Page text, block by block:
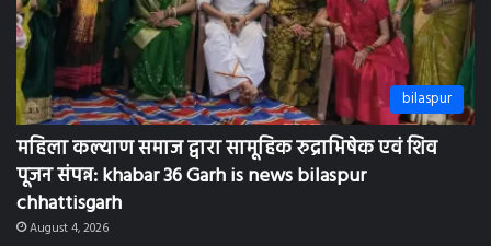
bilaspur
महिला कल्याण समाज द्वारा सामूहिक रुद्राभिषेक एवं शिव
पूजन संपन्न: khabar 36 Garh is news bilaspur
chhattisgarh
August 4, 2026